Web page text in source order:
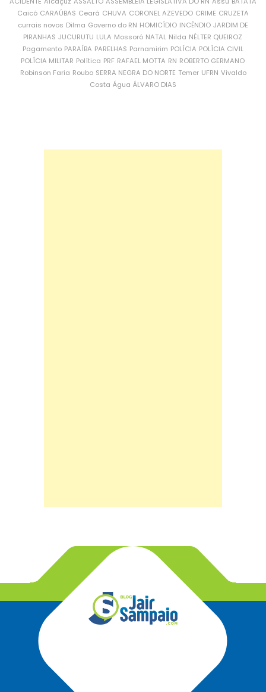
Caicó CARAÚBAS Ceará CHUVA CORONEL AZEVEDO CRIME CRUZETA
currais novos Dilma Governo do RN HOMICÍDIO INCÊNDIO JARDIM DE
PIRANHAS JUCURUTU LULA Mossoró NATAL Nilda NÉLTER QUEIROZ
Pagamento PARAÍBA PARELHAS Parnamirim POLÍCIA POLÍCIA CIVIL
POLÍCIA MILITAR Política PRF RAFAEL MOTTA RN ROBERTO GERMANO
Robinson Faria Roubo SERRA NEGRA DO NORTE Temer UFRN Vivaldo
Costa Água ÁLVARO DIAS